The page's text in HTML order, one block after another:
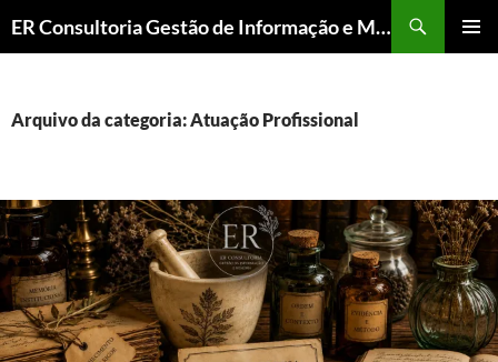
ER Consultoria Gestão de Informação e Memória Institucional
CONTEÚDO
Arquivo da categoria: Atuação Profissional